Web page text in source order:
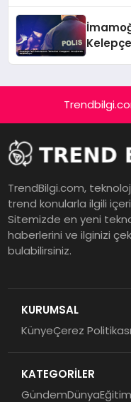
TrendBilgi.com,
trend konularla ilgili
Sitemizde en yeni
haberlerini ve ilginizi
bulabilirsiniz.
KURUMSAL
KünyeÇerez Politikası
KATEGORİLER
GündemDünyaEğitim